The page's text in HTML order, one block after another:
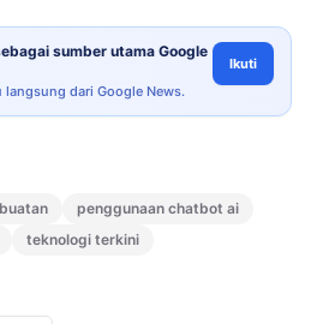
sumber utama Google
langsung dari Google News.
Ikuti
penggunaan chatbot ai
teknologi terkini